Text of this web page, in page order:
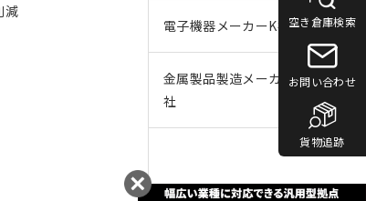
減
梱包、通関、輸送、据え付け設置までをカ
電子機器メーカーK社
金属製品製造メーカーP
社
空き倉庫検索
お問い合わせ
貨物追跡